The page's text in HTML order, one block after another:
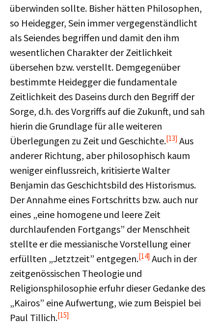
überwinden sollte. Bisher hätten Philosophen,
so Heidegger, Sein immer vergegenständlicht
als Seiendes begriffen und damit den ihm
wesentlichen Charakter der Zeitlichkeit
übersehen bzw. verstellt. Demgegenüber
bestimmte Heidegger die fundamentale
Zeitlichkeit des Daseins durch den Begriff der
Sorge, d.h. des Vorgriffs auf die Zukunft, und sah
hierin die Grundlage für alle weiteren
Überlegungen zu Zeit und Geschichte.[13] Aus
anderer Richtung, aber philosophisch kaum
weniger einflussreich, kritisierte Walter
Benjamin das Geschichtsbild des Historismus.
Der Annahme eines Fortschritts bzw. auch nur
eines „eine homogene und leere Zeit
durchlaufenden Fortgangs” der Menschheit
stellte er die messianische Vorstellung einer
erfüllten „Jetztzeit” entgegen.[14] Auch in der
zeitgenössischen Theologie und
Religionsphilosophie erfuhr dieser Gedanke des
„Kairos” eine Aufwertung, wie zum Beispiel bei
Paul Tillich.[15]